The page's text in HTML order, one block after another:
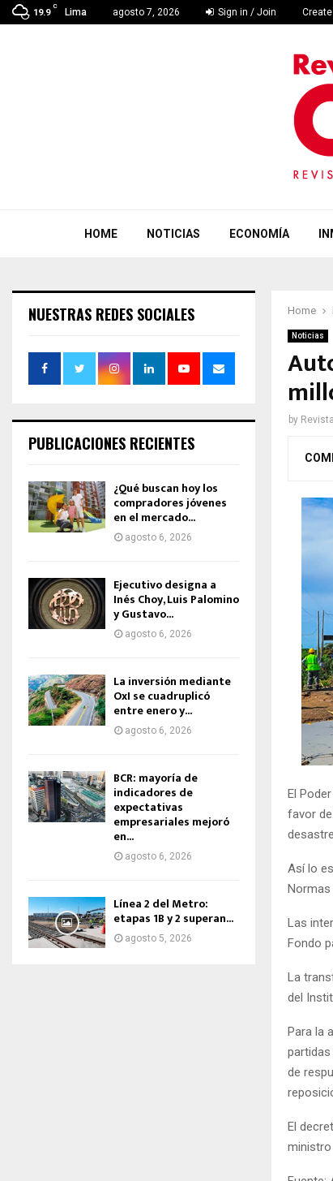
19.9
C
Lima agosto 7, 2026 Sign in / Join
HOME NOTICIAS ECONOMÍA
Home
Noticias
by
El
favor
Así lo
Normas
Las
Fondo
La
del
Para la
de
El
ministro
NUESTRAS REDES SOCIALES
PUBLICACIONES RECIENTES
¿Qué buscan hoy los
compradores jóvenes
en el mercado...
agosto 6, 2026
Ejecutivo designa a
Inés Choy, Luis Palomino
y Gustavo...
agosto 6, 2026
La inversión mediante
OxI se cuadruplicó
entre enero y...
agosto 6, 2026
BCR: mayoría de
indicadores de
expectativas
empresariales mejoró
en...
agosto 6, 2026
Línea 2 del Metro:
etapas 1B y 2 superan...
agosto 5, 2026